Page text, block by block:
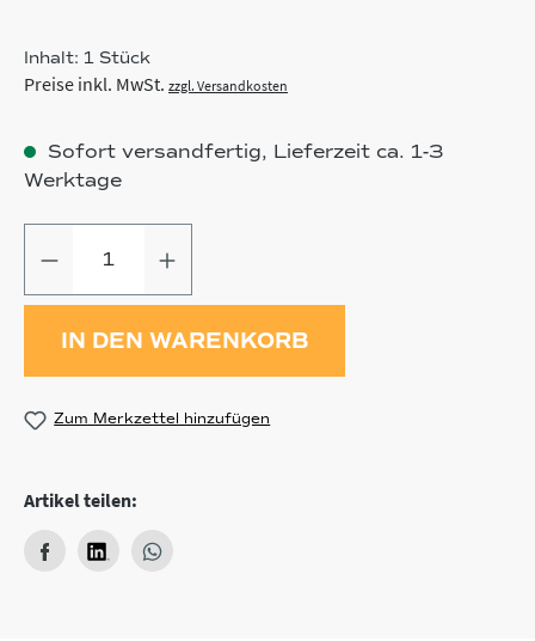
Inhalt: 1 Stück
Preise inkl. MwSt. zzgl. Versandkosten
Sofort versandfertig, Lieferzeit ca. 1-3
Werktage
IN DEN WARENKORB
Zum Merkzettel hinzufügen
Artikel teilen: